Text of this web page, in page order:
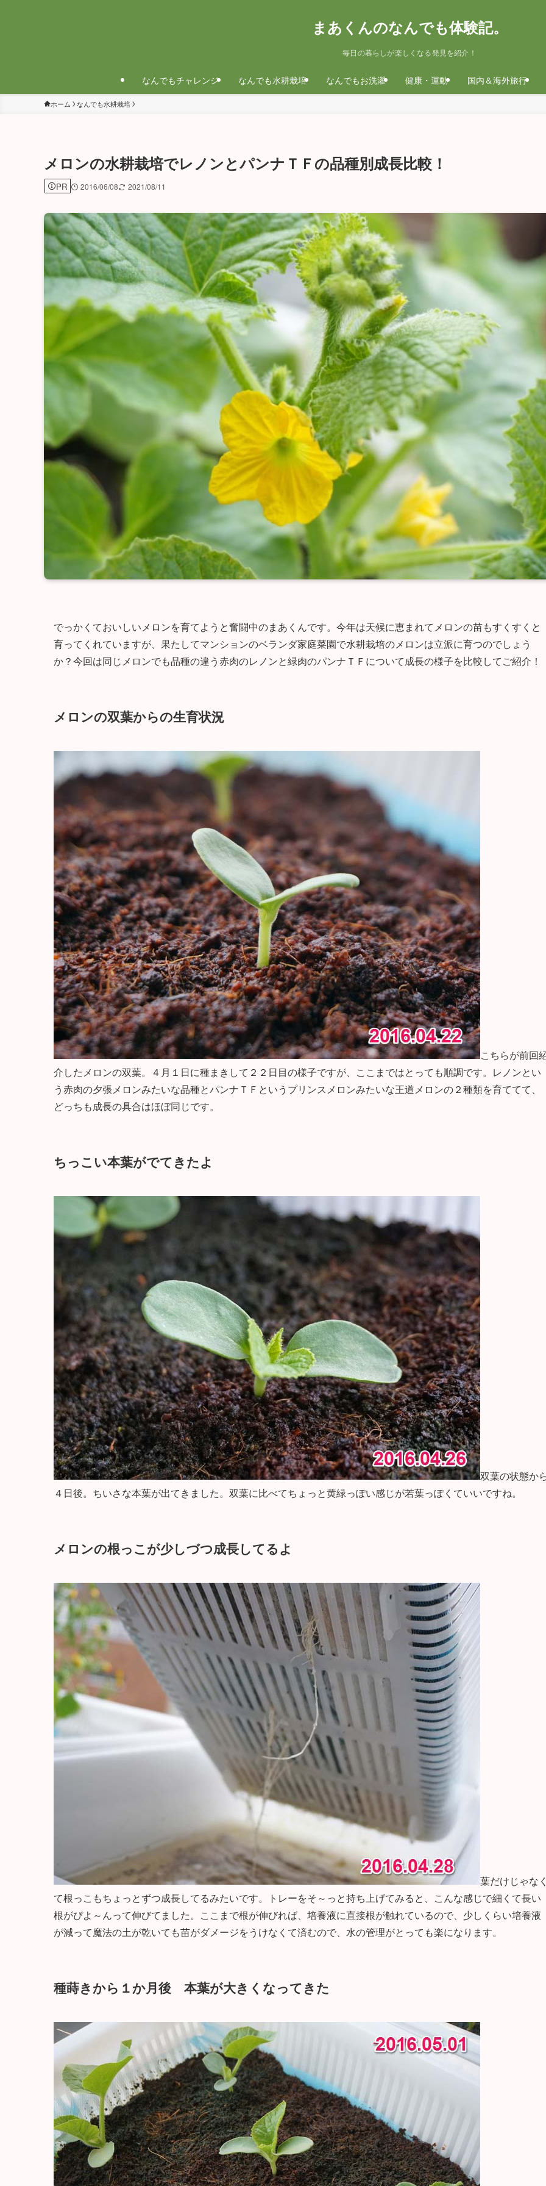
まあくんのなんでも体験記。
毎日の暮らしが楽しくなる発見を紹介！
なんでもチャレンジ なんでも水耕栽培 なんでもお洗濯 健康・運動 国内＆海外旅行
ホーム なんでも水耕栽培
メロンの水耕栽培でレノンとパンナＴＦの品種別成長比較！
PR 2016/06/08 2021/08/11
でっかくておいしいメロンを育てようと奮闘中のまあくんです。今年は天候に恵まれてメロンの苗もすくすくと
育ってくれていますが、果たしてマンションのベランダ家庭菜園で水耕栽培のメロンは立派に育つのでしょう
か？今回は同じメロンでも品種の違う赤肉のレノンと緑肉のパンナＴＦについて成長の様子を比較してご紹介！
メロンの双葉からの生育状況
こちらが前回
介したメロンの双葉。４月１日に種まきして２２日目の様子ですが、ここまではとっても順調です。レノンとい
う赤肉の夕張メロンみたいな品種とパンナＴＦというプリンスメロンみたいな王道メロンの２種類を育ててて、
どっちも成長の具合はほぼ同じです。
ちっこい本葉がでてきたよ
双葉の状態か
４日後。ちいさな本葉が出てきました。双葉に比べてちょっと黄緑っぽい感じが若葉っぽくていいですね。
メロンの根っこが少しづつ成長してるよ
葉だけじゃな
て根っこもちょっとずつ成長してるみたいです。トレーをそ～っと持ち上げてみると、こんな感じで細くて長い
根がぴよ～んって伸びてました。ここまで根が伸びれば、培養液に直接根が触れているので、少しくらい培養液
が減って魔法の土が乾いても苗がダメージをうけなくて済むので、水の管理がとっても楽になります。
種蒔きから１か月後 本葉が大きくなってきた